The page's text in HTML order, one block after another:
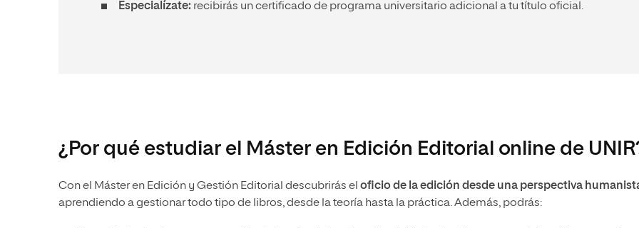
Especialízate: recibirás un certificado de programa universitario adicional a tu título oficial.
¿Por qué estudiar el Máster en Edición Editorial online de
Con el Máster en Edición y Gestión Editorial descubrirás el oficio de la edición desde una perspectiva
aprendiendo a gestionar todo tipo de libros, desde la teoría hasta la práctica. Además, podrás: